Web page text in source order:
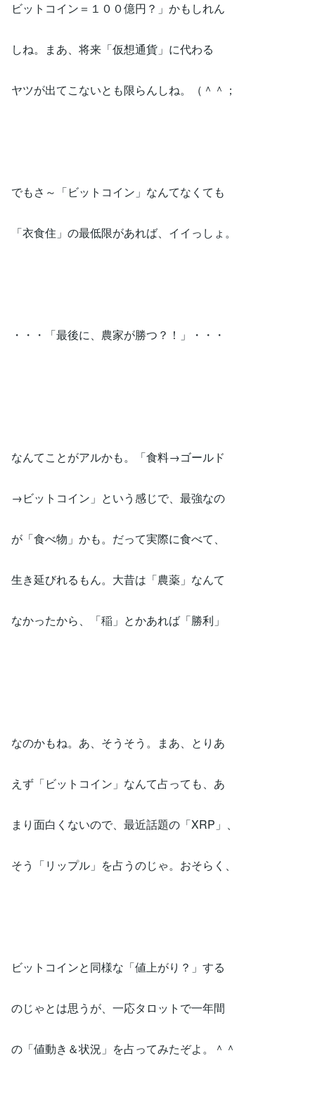
ビットコイン＝１００億円？」かもしれん
しね。まあ、将来「仮想通貨」に代わる
ヤツが出てこないとも限らんしね。（＾＾；
でもさ～「ビットコイン」なんてなくても
「衣食住」の最低限があれば、イイっしょ。
・・・「最後に、農家が勝つ？！」・・・
なんてことがアルかも。「食料→ゴールド
→ビットコイン」という感じで、最強なの
が「食べ物」かも。だって実際に食べて、
生き延びれるもん。大昔は「農薬」なんて
なかったから、「稲」とかあれば「勝利」
なのかもね。あ、そうそう。まあ、とりあ
えず「ビットコイン」なんて占っても、あ
まり面白くないので、最近話題の「XRP」、
そう「リップル」を占うのじゃ。おそらく、
ビットコインと同様な「値上がり？」する
のじゃとは思うが、一応タロットで一年間
の「値動き＆状況」を占ってみたぞよ。＾＾